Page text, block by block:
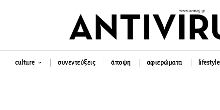
culture συνεντεύξεις άποψη αφιερώματα lifestyle